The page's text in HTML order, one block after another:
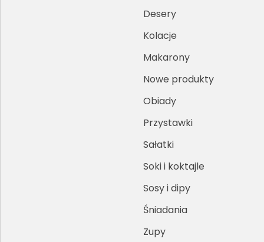
Desery
Kolacje
Makarony
Nowe produkty
Obiady
Przystawki
Sałatki
Soki i koktajle
Sosy i dipy
Śniadania
Zupy